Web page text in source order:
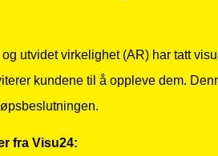
utvidet virkelighet (AR) har tatt
kundene til å oppleve dem.
fra Visu24: